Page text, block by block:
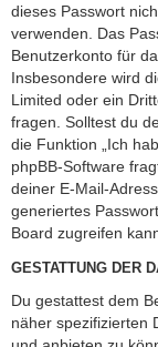
dieses Passwort
verwenden. Das
Benutzerkonto für
Insbesondere wird
Limited oder ein
fragen. Solltest du
die Funktion „Ich
phpBB-Software
deiner E-Mail-
generiertes
Board zugreifen
GESTATTUNG DER
Du gestattest dem
näher spezifizierten